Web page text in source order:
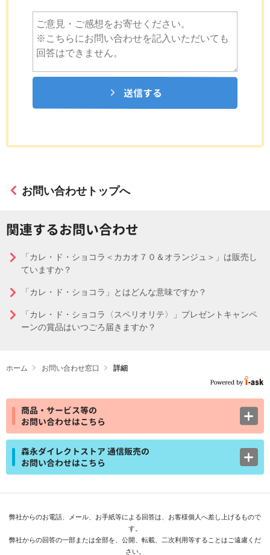
送信する
お問い合わせトップへ
関連するお問い合わせ
「カレ・ド・ショコラ＜カカオ７０＆オランジュ＞」は販売し
ていますか？
「カレ・ド・ショコラ」とはどんな意味ですか？
「カレ・ド・ショコラ〈スペリオリテ〉」プレゼントキャンペ
ーンの賞品はいつごろ届きますか？
ホーム お問い合わせ窓口 詳細
商品・サービス等の
お問い合わせはこちら
森永ダイレクトストア 通信販売の
お問い合わせはこちら
弊社からのお電話、メール、お手紙等による回答は、お客様個人へ差し上げるもので
す。
弊社からの回答の一部または全部を、公開、転載、二次利用等することはご遠慮くだ
さい。